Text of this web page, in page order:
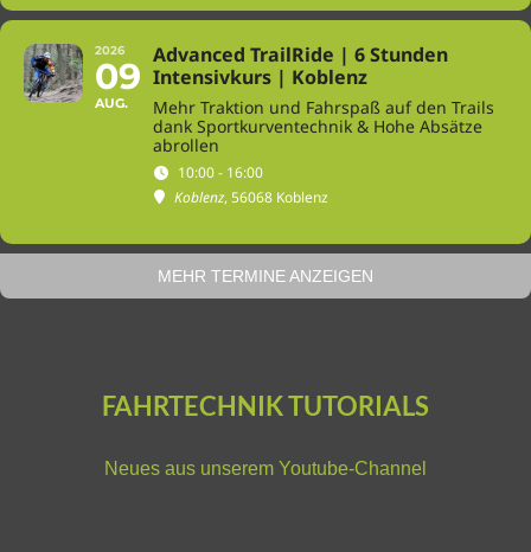
2026
09
AUG.
Advanced TrailRide | 6 Stunden
Intensivkurs | Koblenz
Mehr Traktion und Fahrspaß auf den Trails
dank Sportkurventechnik & Hohe Absätze
abrollen
10:00 - 16:00
Koblenz, 56068 Koblenz
MEHR TERMINE ANZEIGEN
FAHRTECHNIK TUTORIALS
Neues aus unserem Youtube-Channel